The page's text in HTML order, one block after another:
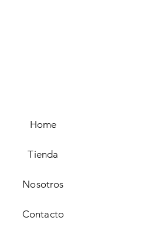
Home
Tienda
Nosotros
Contacto